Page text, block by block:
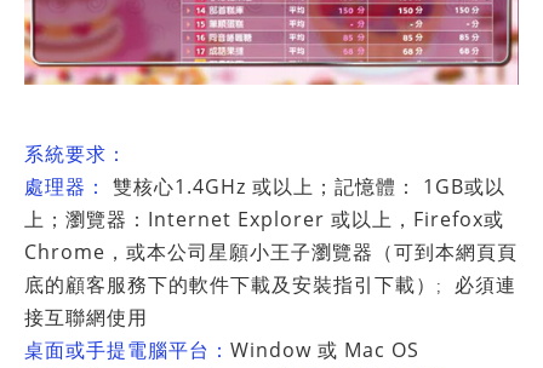
系統要求：
處理器： 雙核心1.4GHz 或以上；記憶體： 1GB或以
上；瀏覽器： Internet Explorer 或以上， Firefox或
Chrome ， 或本公司星願小王子瀏覽器（可到本網頁頁
底的顧客服務下的軟件下載及安裝指引下載）
;
必須連
接互聯網使用
桌面或手提電腦平台： Window 或 Mac OS